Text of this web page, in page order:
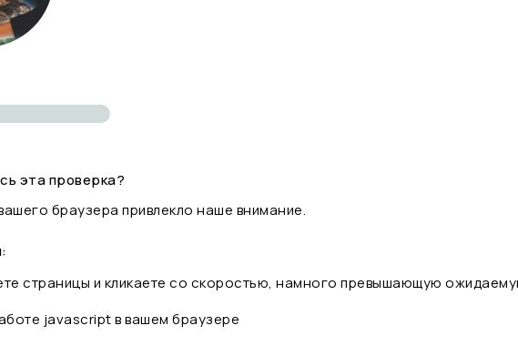
эта проверка?
браузера привлекло наше внимание.
страницы и кликаете со скоростью, намного превышающую
javascript в вашем браузере